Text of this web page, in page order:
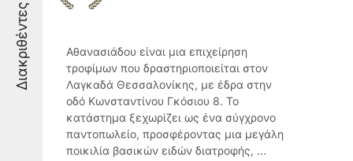
Διακριθέντες
Αθανασιάδου είναι μια επιχείρηση
τροφίμων που δραστηριοποιείται στον
Λαγκαδά Θεσσαλονίκης, με έδρα στην
οδό Κωνσταντίνου Γκόσιου 8. Το
κατάστημα ξεχωρίζει ως ένα σύγχρονο
παντοπωλείο, προσφέροντας μια μεγάλη
ποικιλία βασικών ειδών διατροφής, ...